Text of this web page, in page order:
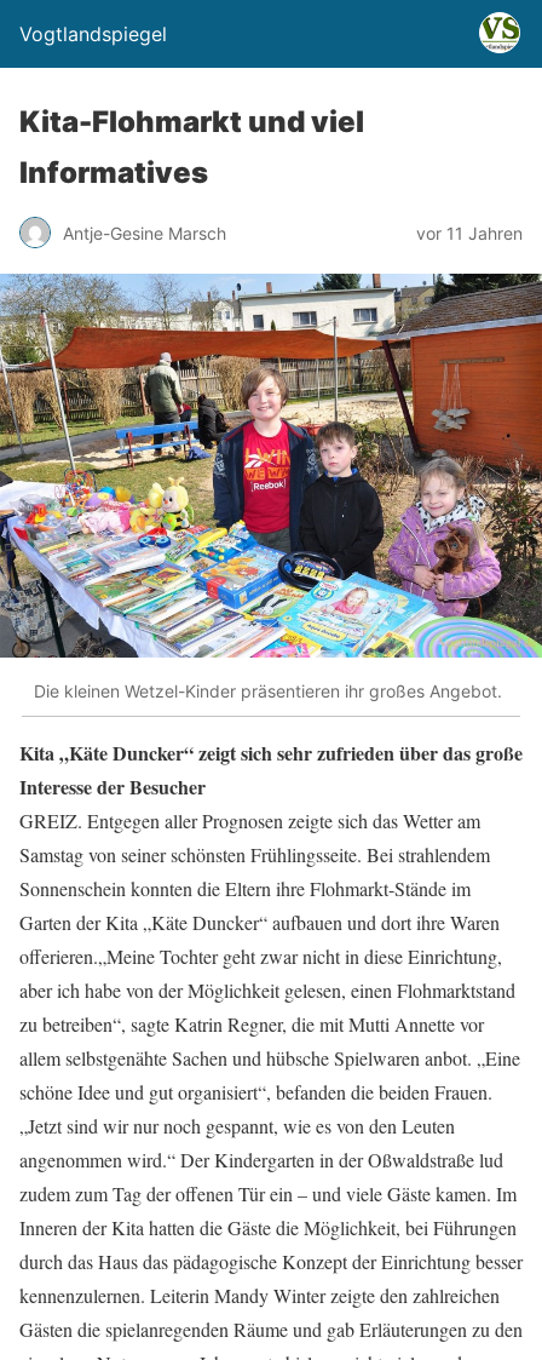
Vogtlandspiegel
Kita-Flohmarkt und viel
Informatives
Antje-Gesine Marsch vor 11 Jahren
Die kleinen Wetzel-Kinder präsentieren ihr großes Angebot.
Kita „Käte Duncker“ zeigt sich sehr zufrieden über das große
Interesse der Besucher
GREIZ. Entgegen aller Prognosen zeigte sich das Wetter am
Samstag von seiner schönsten Frühlingsseite. Bei strahlendem
Sonnenschein konnten die Eltern ihre Flohmarkt-Stände im
Garten der Kita „Käte Duncker“ aufbauen und dort ihre Waren
offerieren.„Meine Tochter geht zwar nicht in diese Einrichtung,
aber ich habe von der Möglichkeit gelesen, einen Flohmarktstand
zu betreiben“, sagte Katrin Regner, die mit Mutti Annette vor
allem selbstgenähte Sachen und hübsche Spielwaren anbot. „Eine
schöne Idee und gut organisiert“, befanden die beiden Frauen.
„Jetzt sind wir nur noch gespannt, wie es von den Leuten
angenommen wird.“ Der Kindergarten in der Oßwaldstraße lud
zudem zum Tag der offenen Tür ein – und viele Gäste kamen. Im
Inneren der Kita hatten die Gäste die Möglichkeit, bei Führungen
durch das Haus das pädagogische Konzept der Einrichtung besser
kennenzulernen. Leiterin Mandy Winter zeigte den zahlreichen
Gästen die spielanregenden Räume und gab Erläuterungen zu den